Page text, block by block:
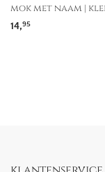
mok met naam |
14,95